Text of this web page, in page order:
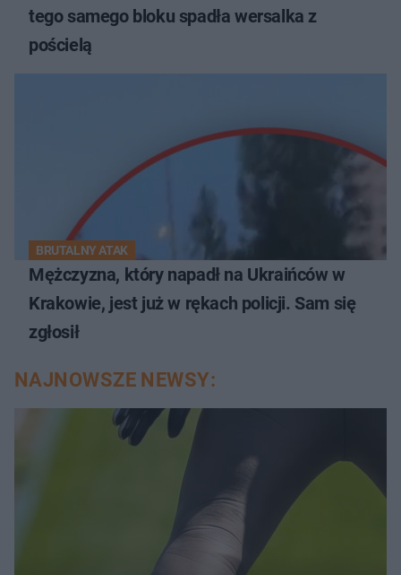
tego samego bloku spadła wersalka z
pościelą
BRUTALNY ATAK
Mężczyzna, który napadł na Ukraińców w
Krakowie, jest już w rękach policji. Sam się
zgłosił
NAJNOWSZE NEWSY: